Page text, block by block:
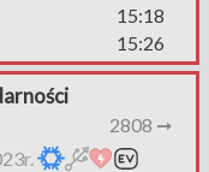
15:18
15:26
2808 ➞